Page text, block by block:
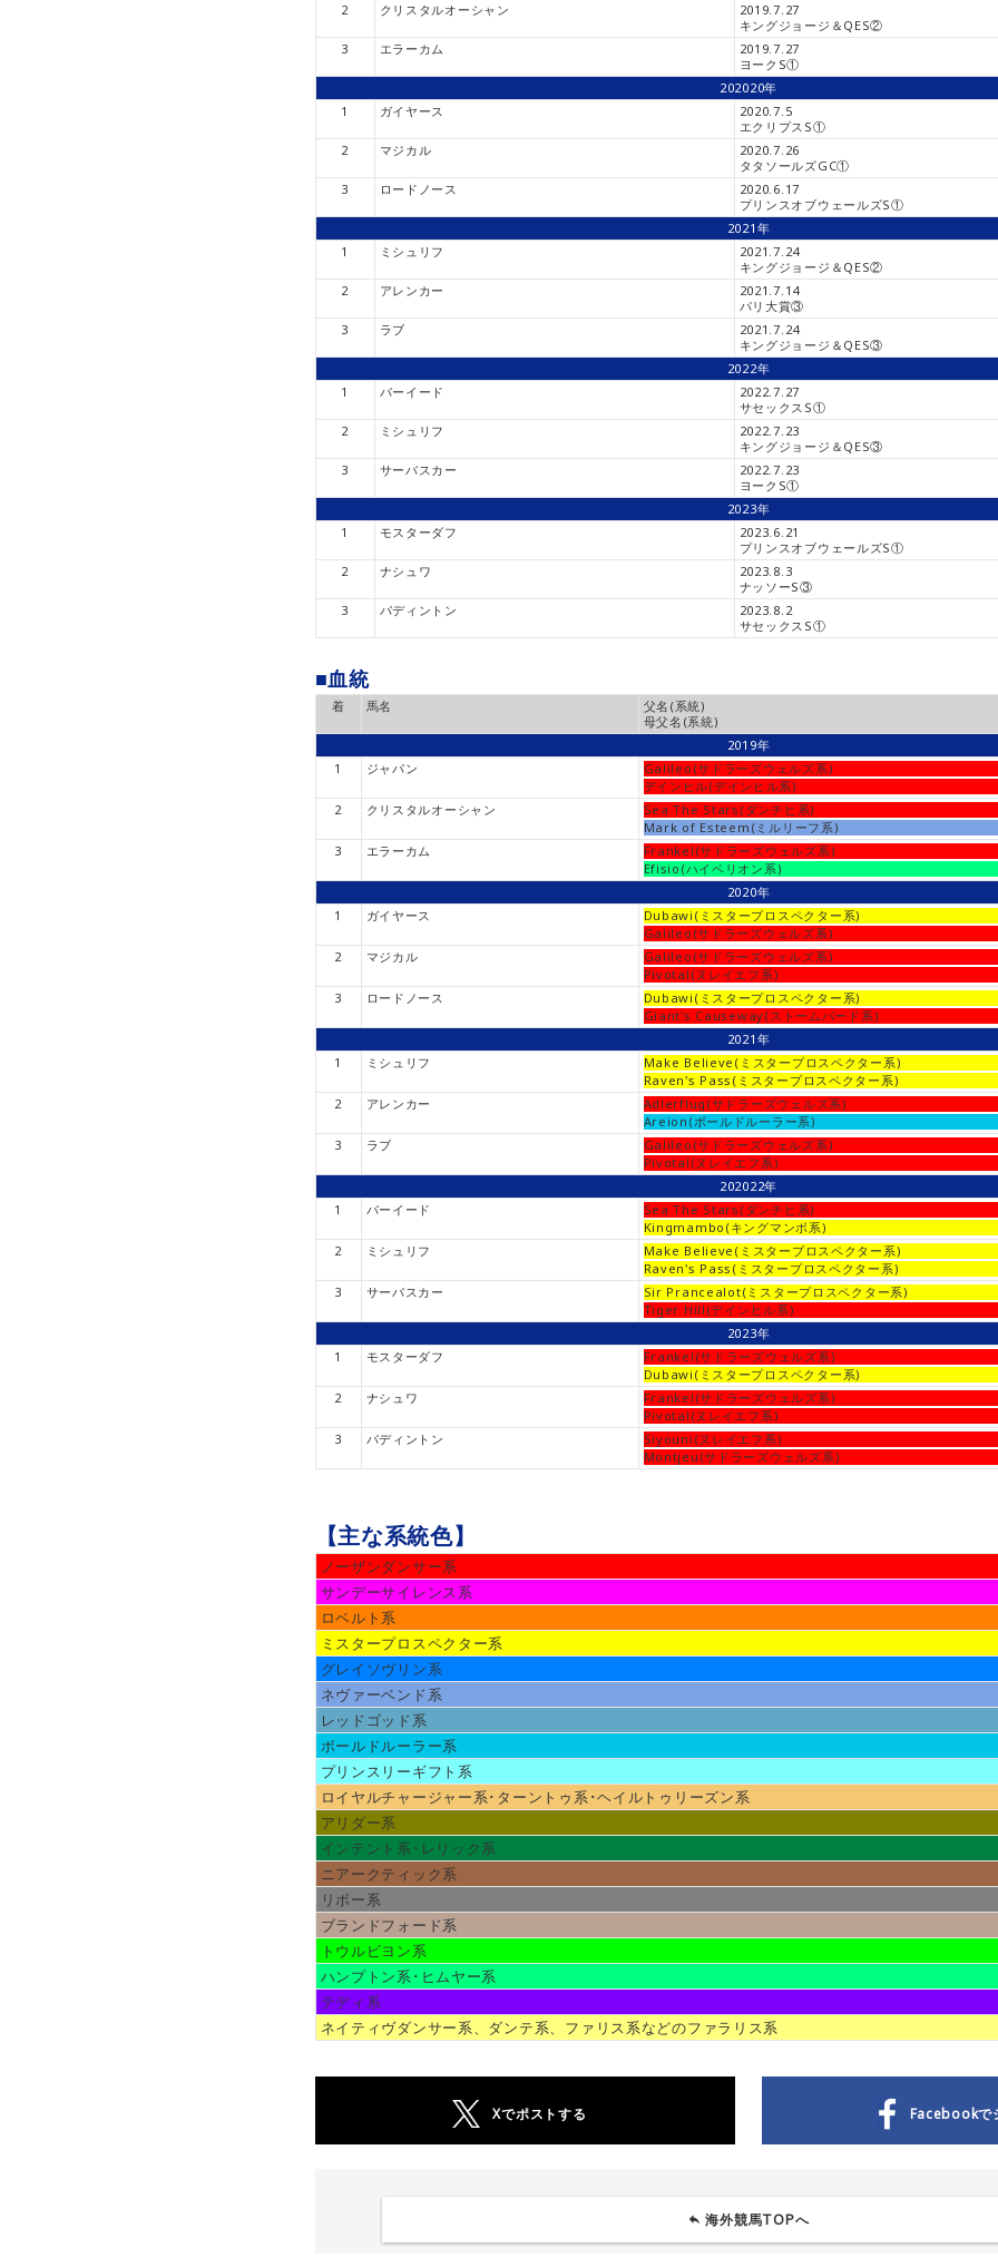
2
クリスタルオーシャン
2019.7.27
キングジョージ＆QES②
3
エラーカム
2019.7.27
ヨークS①
202020年
1
ガイヤース
2020.7.5
エクリプスS①
2
マジカル
2020.7.26
タタソールズGC①
3
ロードノース
2020.6.17
プリンスオブウェールズS①
2021年
1
ミシュリフ
2021.7.24
キングジョージ＆QES②
2
アレンカー
2021.7.14
パリ大賞③
3
ラブ
2021.7.24
キングジョージ＆QES③
2022年
1
バーイード
2022.7.27
サセックスS①
2
ミシュリフ
2022.7.23
キングジョージ＆QES③
3
サーバスカー
2022.7.23
ヨークS①
2023年
1
モスターダフ
2023.6.21
プリンスオブウェールズS①
2
ナシュワ
2023.8.3
ナッソーS③
3
パディントン
2023.8.2
サセックスS①
■血統
着 馬名
父名(系統)
母父名(系統)
2019年
1
ジャパン
Galileo(サドラーズウェルズ系)
デインヒル(デインヒル系)
2
クリスタルオーシャン
Sea The Stars(ダンチヒ系)
Mark of Esteem(ミルリーフ系)
3
エラーカム
Frankel(サドラーズウェルズ系)
Efisio(ハイペリオン系)
2020年
1
ガイヤース
Dubawi(ミスタープロスペクター系)
Galileo(サドラーズウェルズ系)
2
マジカル
Galileo(サドラーズウェルズ系)
Pivotal(ヌレイエフ系)
3
ロードノース
Dubawi(ミスタープロスペクター系)
Giant's Causeway(ストームバード系)
2021年
1
ミシュリフ
Make Believe(ミスタープロスペクター系)
Raven's Pass(ミスタープロスペクター系)
2
アレンカー
Adlerflug(サドラーズウェルズ系)
Areion(ボールドルーラー系)
3
ラブ
Galileo(サドラーズウェルズ系)
Pivotal(ヌレイエフ系)
202022年
1
バーイード
Sea The Stars(ダンチヒ系)
Kingmambo(キングマンボ系)
2
ミシュリフ
Make Believe(ミスタープロスペクター系)
Raven's Pass(ミスタープロスペクター系)
3
サーバスカー
Sir Prancealot(ミスタープロスペクター系)
Tiger Hill(デインヒル系)
2023年
1
モスターダフ
Frankel(サドラーズウェルズ系)
Dubawi(ミスタープロスペクター系)
2
ナシュワ
Frankel(サドラーズウェルズ系)
Pivotal(ヌレイエフ系)
3
パディントン
Siyouni(ヌレイエフ系)
Montjeu(サドラーズウェルズ系)
【主な系統色】
ノーザンダンサー系
サンデーサイレンス系
ロベルト系
ミスタープロスペクター系
グレイソヴリン系
ネヴァーベンド系
レッドゴッド系
ボールドルーラー系
プリンスリーギフト系
ロイヤルチャージャー系･ターントゥ系･ヘイルトゥリーズン系
アリダー系
インテント系･レリック系
ニアークティック系
リボー系
ブランドフォード系
トウルビヨン系
ハンプトン系･ヒムヤー系
テディ系
ネイティヴダンサー系、ダンテ系、ファリス系などのファラリス系
Xでポストする Facebookで
海外競馬TOPへ